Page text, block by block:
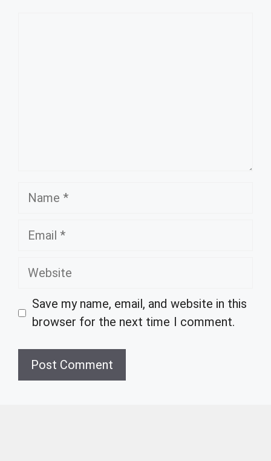
Name
Email
Website
Save my name, email, and website in this
browser for the next time I comment.